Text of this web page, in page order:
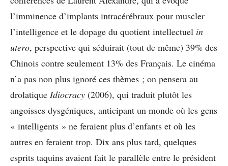
l’imminence d’implants intracérébraux pour muscler
l’intelligence et le dopage du quotient intellectuel in
utero, perspective qui séduirait (tout de même) 39% des
Chinois contre seulement 13% des Français. Le cinéma
n’a pas non plus ignoré ces thèmes ; on pensera au
drolatique Idiocracy (2006), qui traduit plutôt les
angoisses dysgéniques, anticipant un monde où les gens
« intelligents » ne feraient plus d’enfants et où les
autres en feraient trop. Dix ans plus tard, quelques
esprits taquins avaient fait le parallèle entre le président